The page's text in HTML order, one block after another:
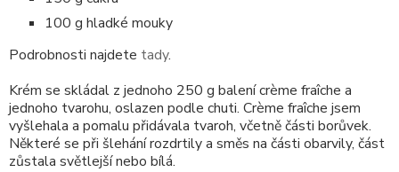
100 g hladké mouky
Podrobnosti najdete tady.
Krém se skládal z jednoho 250 g balení crème fraîche a
jednoho tvarohu, oslazen podle chuti. Crème fraîche jsem
vyšlehala a pomalu přidávala tvaroh, včetně části borůvek.
Některé se při šlehání rozdrtily a směs na části obarvily, část
zůstala světlejší nebo bílá.